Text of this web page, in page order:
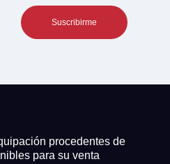
procedentes de
para su venta
y las Condiciones de Uso.
acuerdo con ambas.